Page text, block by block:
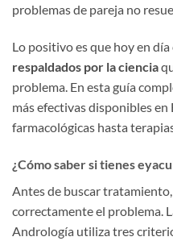
problemas de pareja no
Lo positivo es que hoy en
respaldados por la ciencia
problema. En esta guía
más efectivas disponibles en
farmacológicas hasta
¿Cómo saber si tienes
Antes de buscar
correctamente el problema.
Andrología utiliza tres